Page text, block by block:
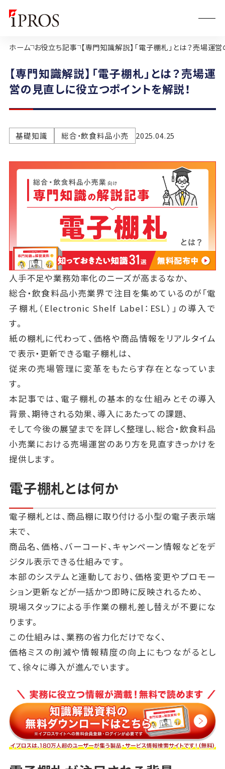
ホーム お役立ち記事 【専門知識解説】「電子棚札」とは？売場運
【専門知識解説】「電子棚札」とは？売場運
営の見直しに役立つポイントを解説！
基礎知識 総合・飲食料品小売 2025.04.25
人手不足や業務効率化のニーズが高まるなか、
総合・飲食料品小売業界で注目を集めているのが「電
子棚札（Electronic Shelf Label：ESL）」の導入で
す。
紙の棚札に代わって、価格や商品情報をリアルタイム
で表示・更新できる電子棚札は、
従来の売場管理に変革をもたらす存在となっていま
す。
本記事では、電子棚札の基本的な仕組みとその導入
背景、期待される効果、導入にあたっての課題、
そして今後の展望までを詳しく整理し、総合・飲食料品
小売業における売場運営のあり方を見直すきっかけを
提供します。
電子棚札とは何か
電子棚札とは、商品棚に取り付ける小型の電子表示端
末で、
商品名、価格、バーコード、キャンペーン情報などをデ
ジタル表示できる仕組みです。
本部のシステムと連動しており、価格変更やプロモー
ション更新などが一括かつ即時に反映されるため、
現場スタッフによる手作業の棚札差し替えが不要にな
ります。
この仕組みは、業務の省力化だけでなく、
価格ミスの削減や情報精度の向上にもつながるとし
て、徐々に導入が進んでいます。